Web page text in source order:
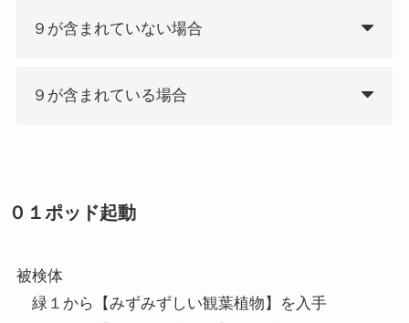
９が含まれていない場合
９が含まれている場合
０１ポッド起動
被検体
緑１から【みずみずしい観葉植物】を入手